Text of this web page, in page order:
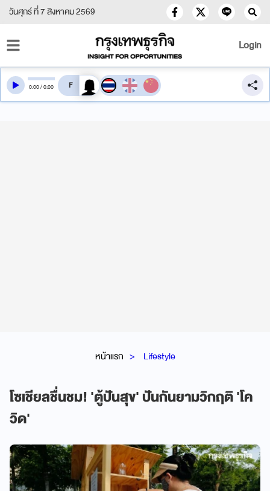
วันศุกร์ ที่ 7 สิงหาคม 2569
Login
หน้าแรก Lifestyle
โซเชียลชื่นชม! 'ตู้ปันสุข' ปันกันยามวิกฤติ 'โค
วิด'
0:00/0:00 สลับเสียงอ่าน